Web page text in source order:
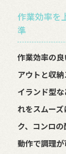
作業効率を
準
作業効率の
アウトと収
イランド型
れをスムー
ク、コンロ
動作で調理